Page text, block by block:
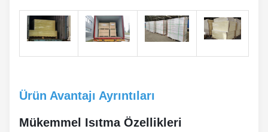
Ürün Avantajı Ayrıntıları
Mükemmel Isıtma Özellikleri